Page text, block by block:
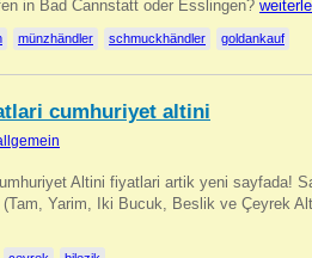
in Bad Cannstatt oder Esslingen?
münzhändler schmuckhändler goldankauf
cumhuriyet altini
Altini fiyatlari artik yeni sayfada!
Yarim, Iki Bucuk, Beslik ve Çeyrek